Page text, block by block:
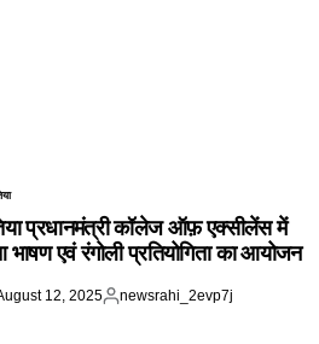
प्रधानमंत्री कॉलेज ऑफ़ एक्सीलेंस में
एवं रंगोली प्रतियोगिता का आयोजन
12, 2025
Posted
newsrahi_2evp7j